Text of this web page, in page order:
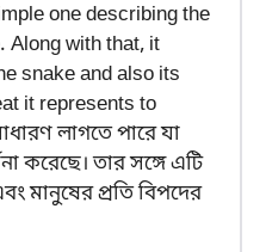
one describing the
Along with that, it
snake and also its
it represents to
লাগতে পারে যা
করেছে। তার সঙ্গে এটি
মানুষের প্রতি বিপদের